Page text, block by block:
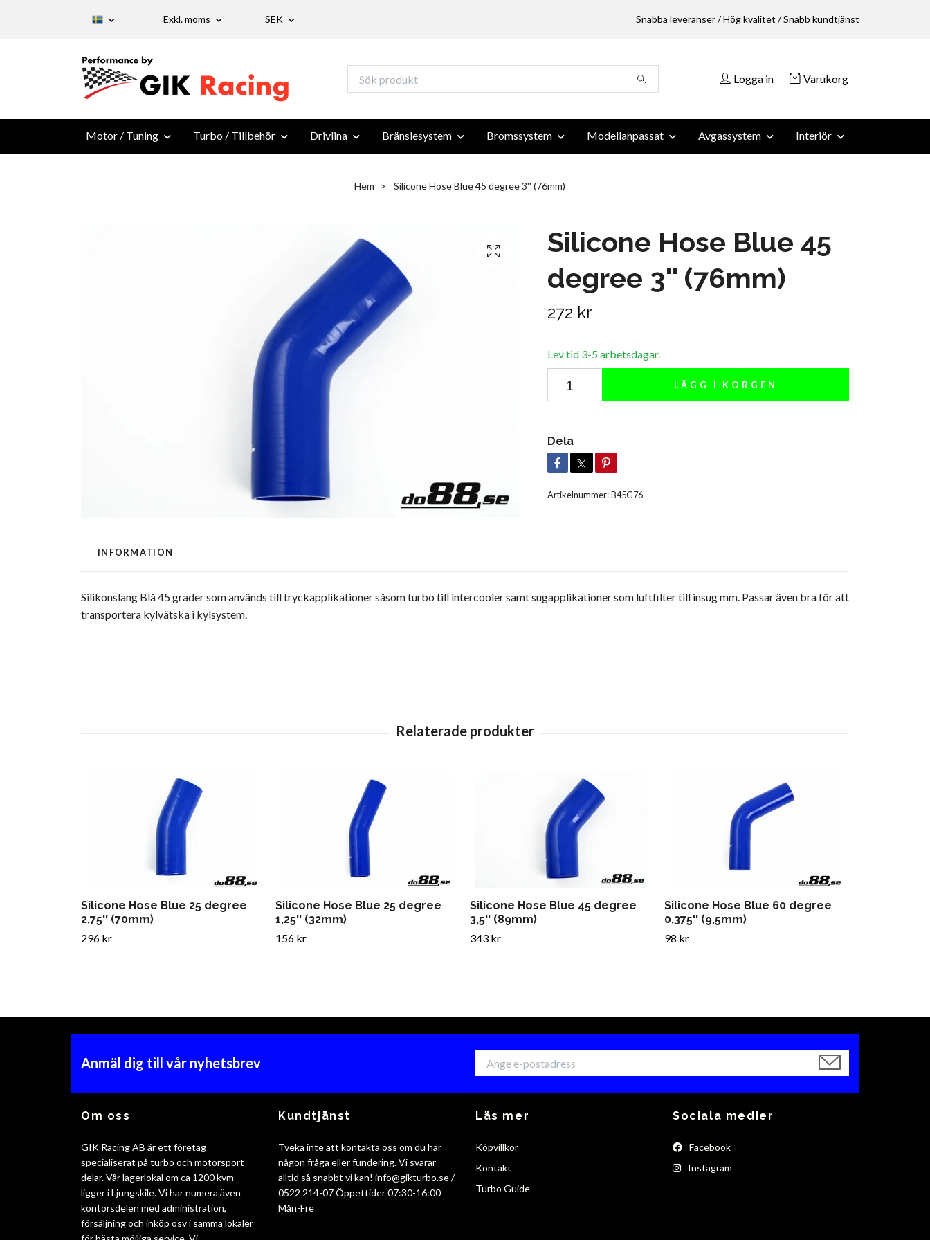
Exkl. moms SEK Snabba leveranser / Hög kvalitet / Snabb kundtjänst
Logga in Varukorg
Motor / Tuning Turbo / Tillbehör Drivlina Bränslesystem Bromssystem Modellanpassat Avgassystem Interiör
Hem Silicone Hose Blue 45 degree 3'' (76mm)
Silicone Hose Blue 45
degree 3'' (76mm)
272 kr
Lev tid 3-5 arbetsdagar.
LÄGG I KORGEN
Dela
Artikelnummer:B45G76
INFORMATION
Silikonslang Blå 45 grader som används till tryckapplikationer såsom turbo till intercooler samt sugapplikationer som luftfilter till insug mm. Passar även bra för att
transportera kylvätska i kylsystem.
Silicone Hose Blue 25 degree
2,75'' (70mm)
296 kr
Silicone Hose Blue 25 degree
1,25'' (32mm)
156 kr
Silicone Hose Blue 45 degree
3,5'' (89mm)
343 kr
Silicone Hose Blue 60 degree
0,375'' (9,5mm)
98 kr
Anmäl dig till vår nyhetsbrev
Om oss
GIK Racing AB är ett företag
specialiserat på turbo och motorsport
delar. Vår lagerlokal om ca 1200 kvm
ligger i Ljungskile. Vi har numera även
kontorsdelen med administration,
försäljning och inköp osv i samma lokaler
Kundtjänst
Tveka inte att kontakta oss om du har
någon fråga eller fundering. Vi svarar
alltid så snabbt vi kan! info@gikturbo.se/
0522 214-07 Öppettider 07:30-16:00
Mån-Fre
Läs mer
Köpvillkor
Kontakt
Turbo Guide
Sociala medier
Facebook
Instagram